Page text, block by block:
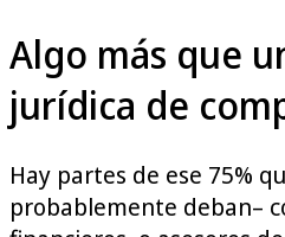
Algo más que
jurídica de
Hay partes de ese 75%
probablemente deban–